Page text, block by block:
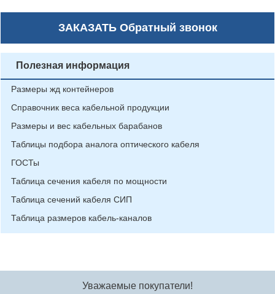
ЗАКАЗАТЬОбратный звонок
Полезная информация
Размеры жд контейнеров
Справочник веса кабельной продукции
Размеры и вес кабельных барабанов
Таблицы подбора аналога оптического кабеля
ГОСТы
Таблица сечения кабеля по мощности
Таблица сечений кабеля СИП
Таблица размеров кабель-каналов
Уважаемые покупатели!